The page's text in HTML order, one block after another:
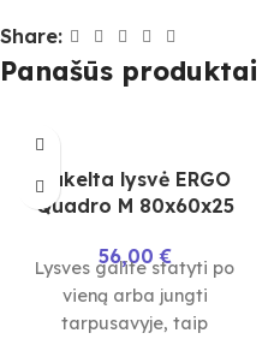
Share:
Panašūs produktai
Pakelta lysvė ERGO
Quadro M 80x60x25
56,00€
Lysves galite statyti po
vieną arba jungti
tarpusavyje, taip